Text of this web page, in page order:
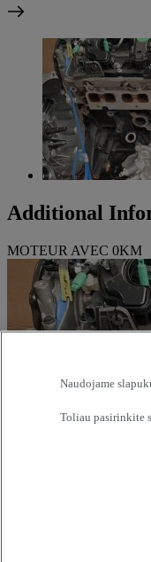
Additional
MOTEUR AVEC 0KM
Naudojame
Toliau pasirinkite